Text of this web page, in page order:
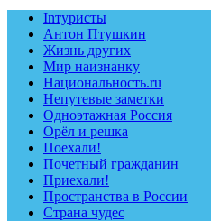
Inтуристы
Антон Птушкин
Жизнь других
Мир наизнанку
Национальность.ru
Непутевые заметки
Одноэтажная Россия
Орёл и решка
Поехали!
Почетный гражданин
Приехали!
Пространства в России
Страна чудес